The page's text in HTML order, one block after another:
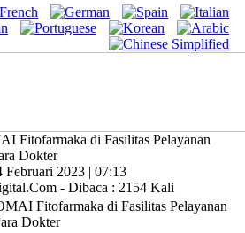
Fitofarmaka di Fasilitas Pelayanan
Dokter
Februari 2023 | 07:13
- Dibaca : 2154 Kali